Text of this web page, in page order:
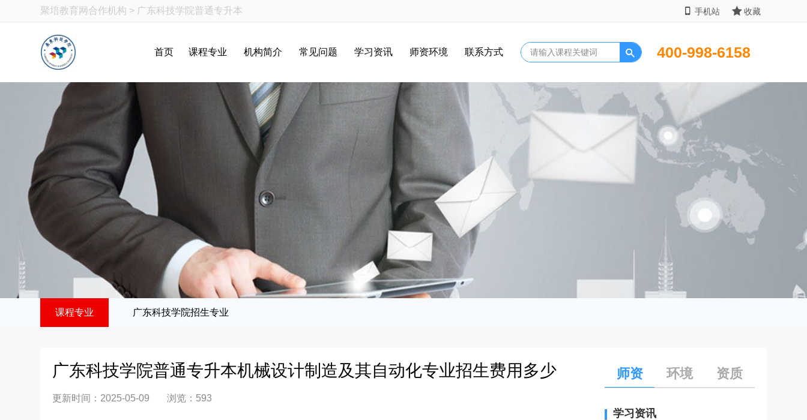
手机站 收藏
聚培教育网 合作机构 > 广东科技学院普通专升本
首页 课程专业 机构简介 常见问题 学习资讯 师资环境 联系方式 400-998-6158
课程专业 广东科技学院招生专业
广东科技学院普通专升本机械设计制造及其自动化专业招生费用多少
更新时间：2025-05-09 浏览： 593
师资 环境 资质
学习资讯